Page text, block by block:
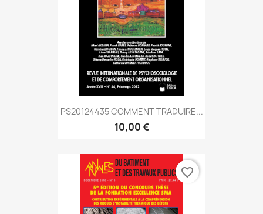
PS20124435 COMMENT TRADUIRE...
10,00 €
favorite_border